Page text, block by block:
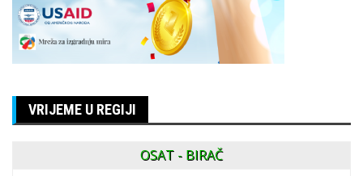
VRIJEME U REGIJI
OSAT - BIRAČ